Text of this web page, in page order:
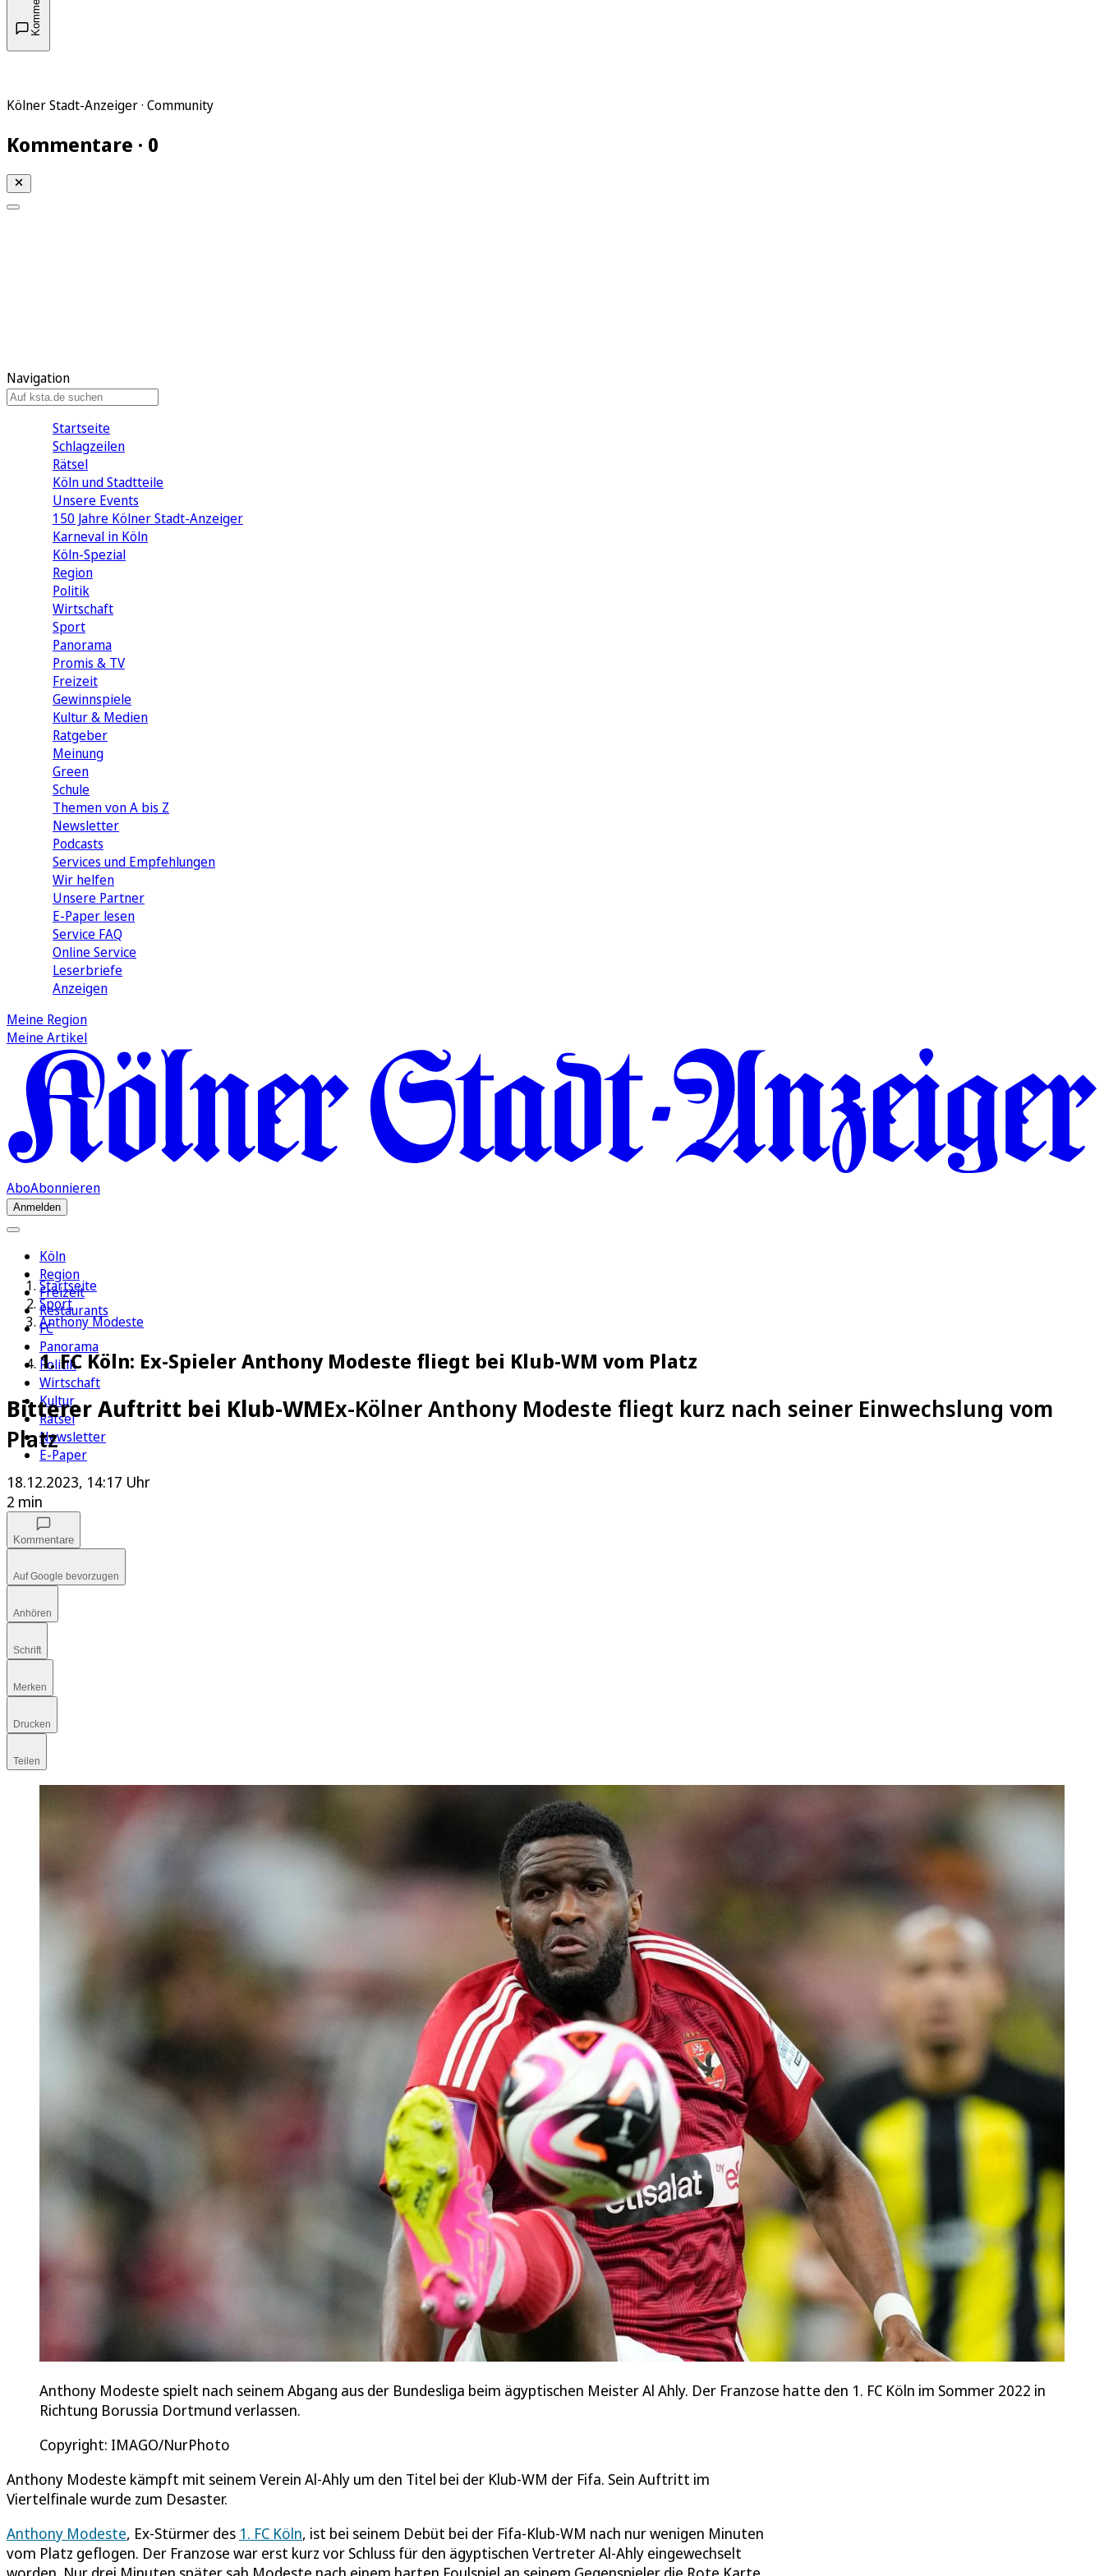
Kölner Stadt-Anzeiger · Community
Kommentare · 0
Navigation
Startseite
Schlagzeilen
Rätsel
Köln und Stadtteile
Unsere Events
150 Jahre Kölner Stadt-Anzeiger
Karneval in Köln
Köln-Spezial
Region
Politik
Wirtschaft
Sport
Panorama
Promis & TV
Freizeit
Gewinnspiele
Kultur & Medien
Ratgeber
Meinung
Green
Schule
Themen von A bis Z
Newsletter
Podcasts
Services und Empfehlungen
Wir helfen
Unsere Partner
E-Paper lesen
Service FAQ
Online Service
Leserbriefe
Anzeigen
Meine Region
Meine Artikel
AboAbonnieren
Anmelden
Köln
Region
Freizeit
Restaurants
FC
Panorama
Politik
Wirtschaft
Kultur
Rätsel
Newsletter
E-Paper
Startseite
Sport
Anthony Modeste
1. FC Köln: Ex-Spieler Anthony Modeste fliegt bei Klub-WM vom Platz
Bitterer Auftritt bei Klub-WMEx-Kölner Anthony Modeste fliegt kurz nach seiner Einwechslung vom
Platz
18.12.2023, 14:17 Uhr
2 min
Kommentare
Auf Google bevorzugen
Anhören
Schrift
Merken
Drucken
Teilen
Anthony Modeste spielt nach seinem Abgang aus der Bundesliga beim ägyptischen Meister Al Ahly. Der Franzose hatte den 1. FC Köln im Sommer 2022 in
Richtung Borussia Dortmund verlassen.
Copyright: IMAGO/NurPhoto
Anthony Modeste kämpft mit seinem Verein Al-Ahly um den Titel bei der Klub-WM der Fifa. Sein Auftritt im
Viertelfinale wurde zum Desaster.
Anthony Modeste, Ex-Stürmer des 1. FC Köln, ist bei seinem Debüt bei der Fifa-Klub-WM nach nur wenigen Minuten
vom Platz geflogen. Der Franzose war erst kurz vor Schluss für den ägyptischen Vertreter Al-Ahly eingewechselt